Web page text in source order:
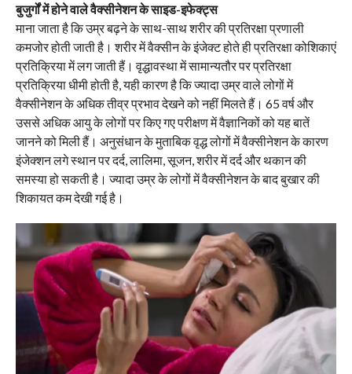
बुजुर्गों में होने वाले वैक्सीनेशन के साइड-इफेक्ट्स
माना जाता है कि उम्र बढ़ने के साथ-साथ शरीर की प्रतिरक्षा प्रणाली
कमजोर होती जाती है। शरीर में वैक्सीन के इंजेक्ट होते ही प्रतिरक्षा कोशिकाएं
प्रतिक्रिया में लग जाती हैं। वृद्धावस्था में सामान्यतौर पर प्रतिरक्षा
प्रतिक्रिया धीमी होती है, यही कारण है कि ज्यादा उम्र वाले लोगों में
वैक्सीनेशन के अधिक तीव्र प्रभाव देखने को नहीं मिलते हैं। 65 वर्ष और
उससे अधिक आयु के लोगों पर किए गए परीक्षण में वैज्ञानिकों को यह बातें
जानने को मिली हैं। अनुसंधान के मुताबिक वृद्ध लोगों में वैक्सीनेशन के कारण
इंजेक्शन लगे स्थान पर दर्द, लालिमा, सूजन, शरीर में दर्द और थकान की
समस्या हो सकती है। ज्यादा उम्र के लोगों में वैक्सीनेशन के बाद बुखार की
शिकायत कम देखी गई है।